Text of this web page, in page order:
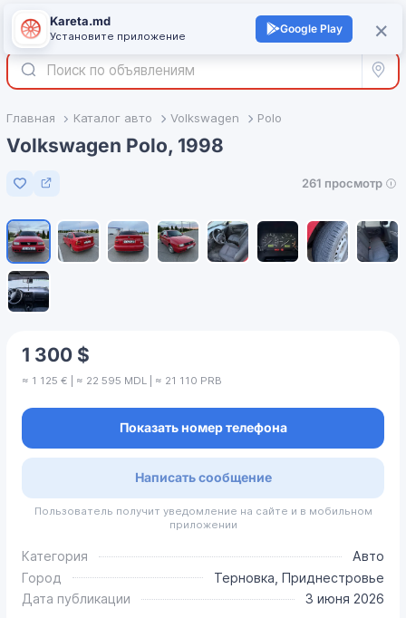
Войти +
Все
Главная Каталог авто Volkswagen Polo
Volkswagen Polo, 1998
Добавить в избранное
261 просмотр
1 300 $
≈ 1 125 € | ≈ 22 595 MDL | ≈ 21 110 PRB
Показать номер телефона
Написать сообщение
Пользователь получит уведомление на сайте и в мобильном
приложении
Категория
Авто
Город
Терновка, Приднестровье
Дата публикации
3 июня 2026
×
Kareta.md
Установите приложение
Google Play